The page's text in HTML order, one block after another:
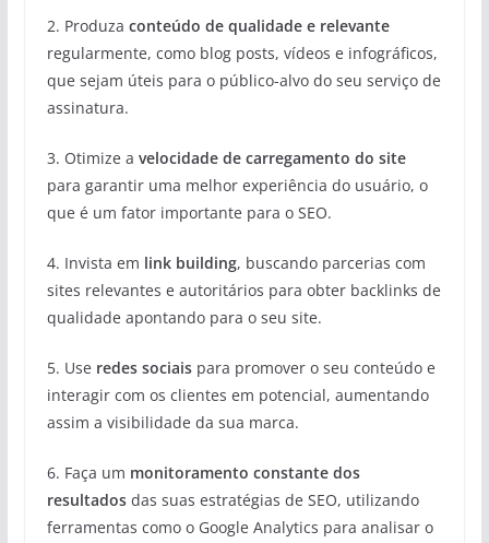
2. Produza conteúdo de qualidade e relevante
regularmente, como blog posts, vídeos e infográficos,
que sejam úteis para o público-alvo do seu serviço de
assinatura.
3. Otimize a velocidade de carregamento do site
para garantir uma melhor experiência do usuário, o
que é um fator importante para o SEO.
4. Invista em link building, buscando parcerias com
sites relevantes e autoritários para obter backlinks de
qualidade apontando para o seu site.
5. Use redes sociaispara promover o seu conteúdo e
interagir com os clientes em potencial, aumentando
assim a visibilidade da sua marca.
6. Faça um monitoramento constante dos
resultadosdas suas estratégias de SEO, utilizando
ferramentas como o Google Analytics para analisar o